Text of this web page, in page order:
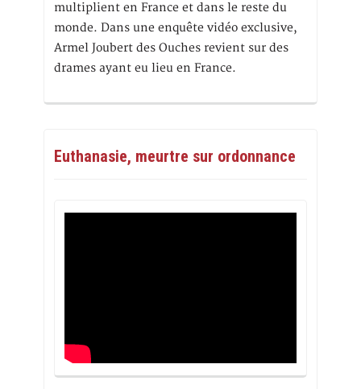
multiplient en France et dans le reste du
monde. Dans une enquête vidéo exclusive,
Armel Joubert des Ouches revient sur des
drames ayant eu lieu en France.
Euthanasie, meurtre sur ordonnance